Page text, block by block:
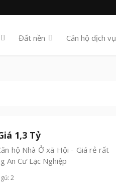
Đất nền Căn hộ dịch vụ
1,3 Tỷ
hộ Nhà Ở xã Hội - Giá rẻ rất
An Cư Lạc Nghiệp
2